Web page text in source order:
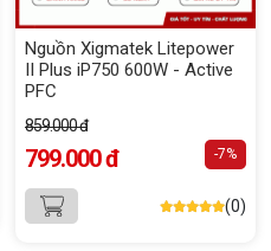
Nguồn Xigmatek Litepower
II Plus iP750 600W - Active
PFC
859.000 đ
799.000 đ -7%
(0)